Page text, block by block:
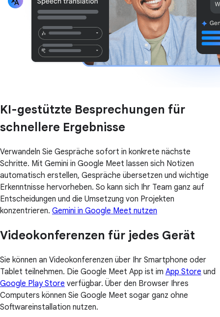
KI-gestützte Besprechungen für
schnellere Ergebnisse
Verwandeln Sie Gespräche sofort in konkrete nächste
Schritte. Mit Gemini in Google Meet lassen sich Notizen
automatisch erstellen, Gespräche übersetzen und wichtige
Erkenntnisse hervorheben. So kann sich Ihr Team ganz auf
Entscheidungen und die Umsetzung von Projekten
konzentrieren. Gemini in Google Meet nutzen
Videokonferenzen für jedes Gerät
Sie können an Videokonferenzen über Ihr Smartphone oder
Tablet teilnehmen. Die Google Meet App ist im App Store und
Google Play Store verfügbar. Über den Browser Ihres
Computers können Sie Google Meet sogar ganz ohne
Softwareinstallation nutzen.